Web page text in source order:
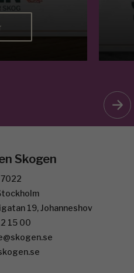
Skogen
7022
19, Johanneshov
15 00